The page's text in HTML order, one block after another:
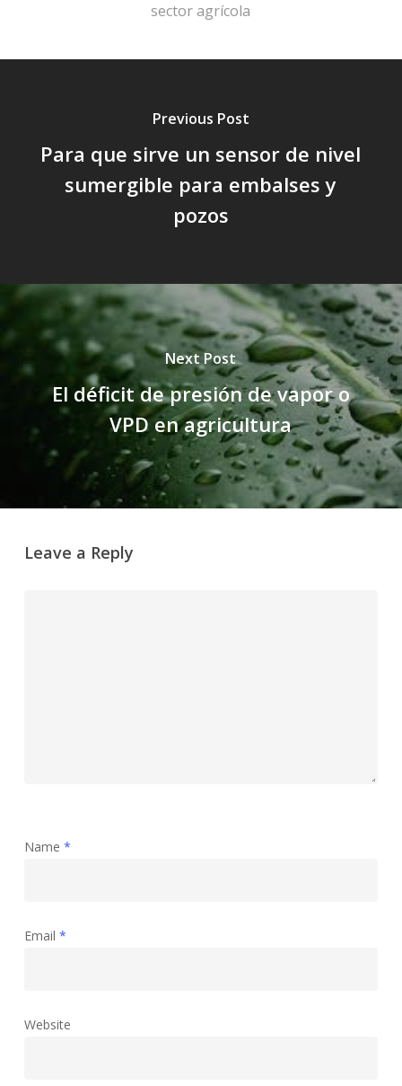
sector agrícola
Previous Post
Para que sirve un sensor de nivel
sumergible para embalses y
pozos
Next Post
El déficit de presión de vapor o
VPD en agricultura
Leave a Reply
Name *
Email *
Website